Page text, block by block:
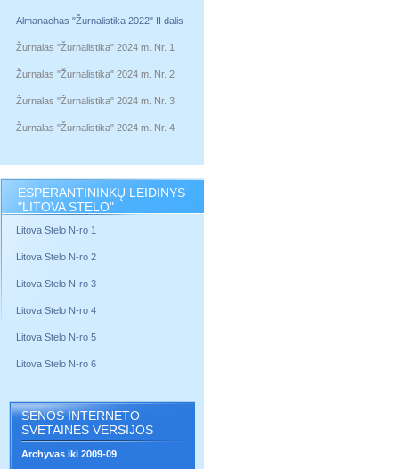
Almanachas "Žurnalistika 2022" II dalis
Žurnalas "Žurnalistika" 2024 m. Nr. 1
Žurnalas "Žurnalistika" 2024 m. Nr. 2
Žurnalas "Žurnalistika" 2024 m. Nr. 3
Žurnalas "Žurnalistika" 2024 m. Nr. 4
ESPERANTININKŲ LEIDINYS
"LITOVA STELO"
Litova Stelo N-ro 1
Litova Stelo N-ro 2
Litova Stelo N-ro 3
Litova Stelo N-ro 4
Litova Stelo N-ro 5
Litova Stelo N-ro 6
SENOS INTERNETO
SVETAINĖS VERSIJOS
Archyvas iki 2009-09